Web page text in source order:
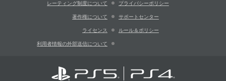
レーティング制度について プライバシーポリシー
著作権について サポートセンター
ライセンス ルール＆ポリシー
利用者情報の外部送信について